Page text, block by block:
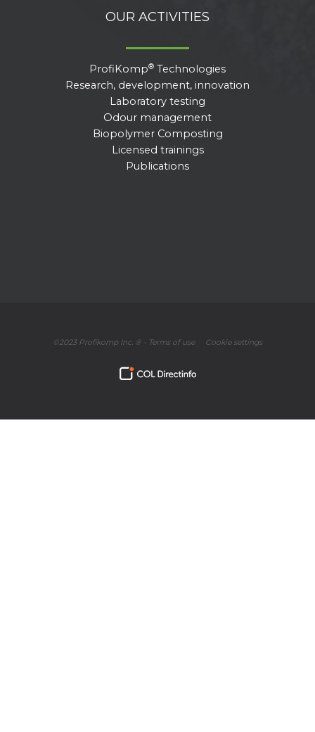
OUR ACTIVITIES
ProfiKomp® Technologies
Research, development, innovation
Laboratory testing
Odour management
Biopolymer Composting
Licensed trainings
Publications
©2023 Profikomp Inc. ® - Terms of use Cookie settings